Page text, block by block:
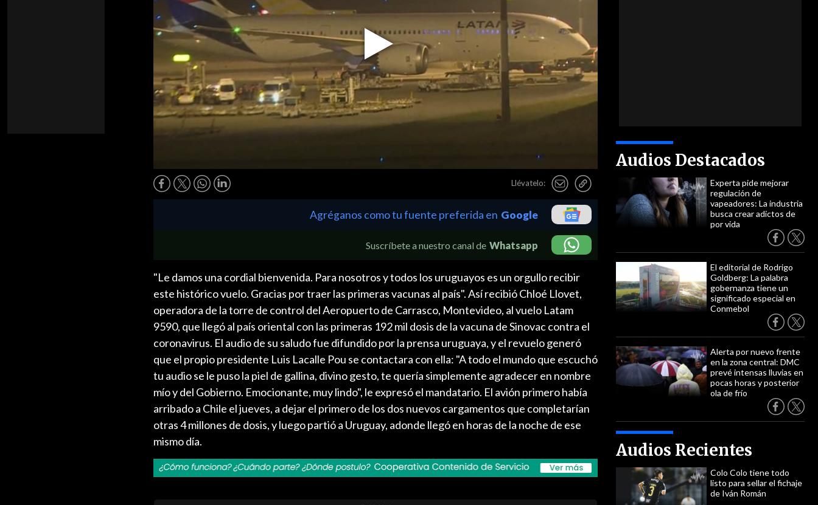
Play
Video
Llévatelo:
Audios Destacados
Experta pide mejorar
regulación de
vapeadores: La industria
busca crear adictos de
por vida
El editorial de Rodrigo
Goldberg: La palabra
gobernanza tiene un
significado especial en
Conmebol
Alerta por nuevo frente
en la zona central: DMC
prevé intensas lluvias en
pocas horas y posterior
ola de frío
Audios Recientes
Colo Colo tiene todo
listo para sellar el fichaje
de Iván Román
Agréganos como tu fuente preferida en Google
Suscríbete a nuestro canal de Whatsapp
"Le damos una cordial bienvenida. Para nosotros y todos los uruguayos es un orgullo recibir
este histórico vuelo. Gracias por traer las primeras vacunas al país". Así recibió Chloé Llovet,
operadora de la torre de control del Aeropuerto de Carrasco, Montevideo, al vuelo Latam
9590, que llegó al país oriental con las primeras 192 mil dosis de la vacuna de Sinovac contra el
coronavirus. El audio de su saludo fue difundido por la prensa uruguaya, y el revuelo generó
que el propio presidente Luis Lacalle Pou se contactara con ella: "A todo el mundo que escuchó
tu audio se le puso la piel de gallina, divino gesto, te quería simplemente agradecer en nombre
mío y del Gobierno. Emocionante, muy lindo", le expresó el mandatario. El avión primero había
arribado a Chile el jueves, a dejar el primero de los dos nuevos cargamentos que completarían
otras 4 millones de dosis, y luego partió a Uruguay, adonde llegó en horas de la noche de ese
mismo día.